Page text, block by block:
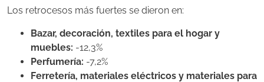
Los retrocesos más fuertes se dieron en:
Bazar, decoración, textiles para el hogar y
muebles: -12,3%
Perfumería: -7,2%
Ferretería, materiales eléctricos y materiales para